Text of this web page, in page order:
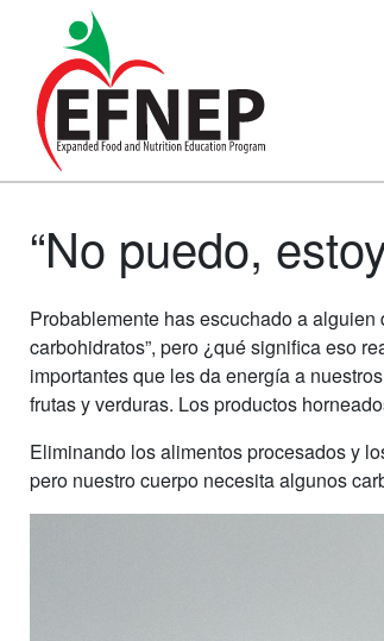
Main Navigation
“No puedo,
Probablemente has escuchado a alguien
carbohidratos”, pero ¿qué significa eso
importantes que les da energía a
frutas y verduras. Los productos
Eliminando los alimentos procesados ​​y
pero nuestro cuerpo necesita algunos